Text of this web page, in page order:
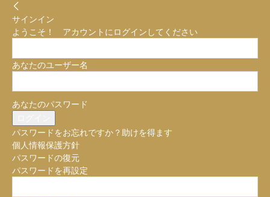
サインイン
ようこそ！ アカウントにログインしてください
あなたのユーザー名
あなたのパスワード
パスワードをお忘れですか？助けを得ます
個人情報保護方針
パスワードの復元
パスワードを再設定